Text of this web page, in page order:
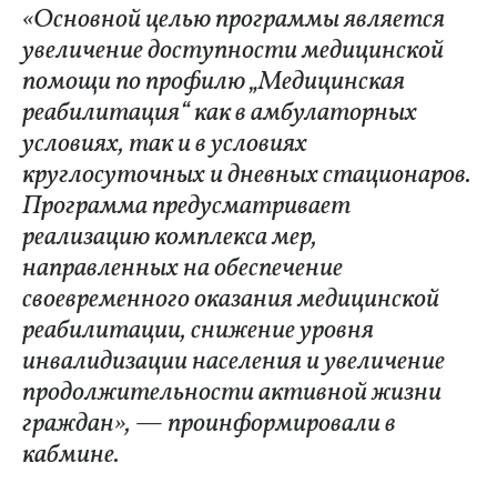
«Основной целью программы является
увеличение доступности медицинской
помощи по профилю „Медицинская
реабилитация“ как в амбулаторных
условиях, так и в условиях
круглосуточных и дневных стационаров.
Программа предусматривает
реализацию комплекса мер,
направленных на обеспечение
своевременного оказания медицинской
реабилитации, снижение уровня
инвалидизации населения и увеличение
продолжительности активной жизни
граждан», — проинформировали в
кабмине.